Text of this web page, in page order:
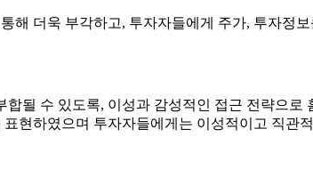
해 더욱 부각하고, 투자자들에게 주가, 투자정
될 수 있도록, 이성과 감성적인 접근 전략으
현하였으며 투자자들에게는 이성적이고 직관